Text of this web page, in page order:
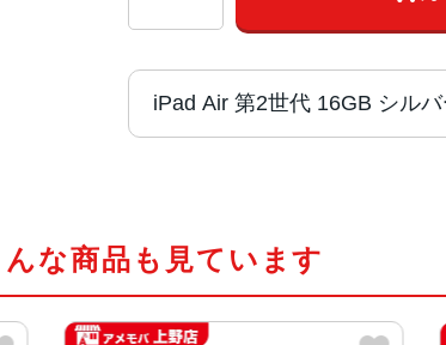
iPad Air 第2世代 16GB シル
カラー スペー
な商品も見ています